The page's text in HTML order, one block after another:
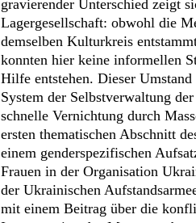
gravierender Unterschied zeigt
Lagergesellschaft: obwohl die
demselben Kulturkreis
konnten hier keine informellen
Hilfe entstehen. Dieser
System der Selbstverwaltung
schnelle Vernichtung durch
ersten thematischen Abschnitt
einem genderspezifischen
Frauen in der Organisation
der Ukrainischen
mit einem Beitrag über die